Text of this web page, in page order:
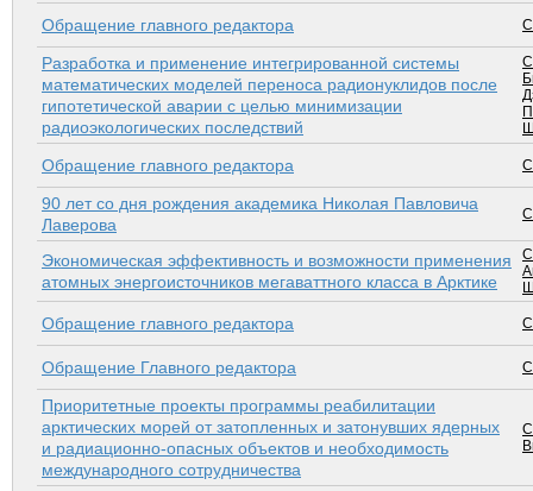
Обращение главного редактора
Разработка и применение интегрированной системы
математических моделей переноса радионуклидов после
гипотетической аварии с целью минимизации
радиоэкологических последствий
Обращение главного редактора
90 лет со дня рождения академика Николая Павловича
Лаверова
Экономическая эффективность и возможности применения
атомных энергоисточников мегаваттного класса в Арктике
Обращение главного редактора
Обращение Главного редактора
Приоритетные проекты программы реабилитации
арктических морей от затопленных и затонувших ядерных
и радиационно-опасных объектов и необходимость
международного сотрудничества